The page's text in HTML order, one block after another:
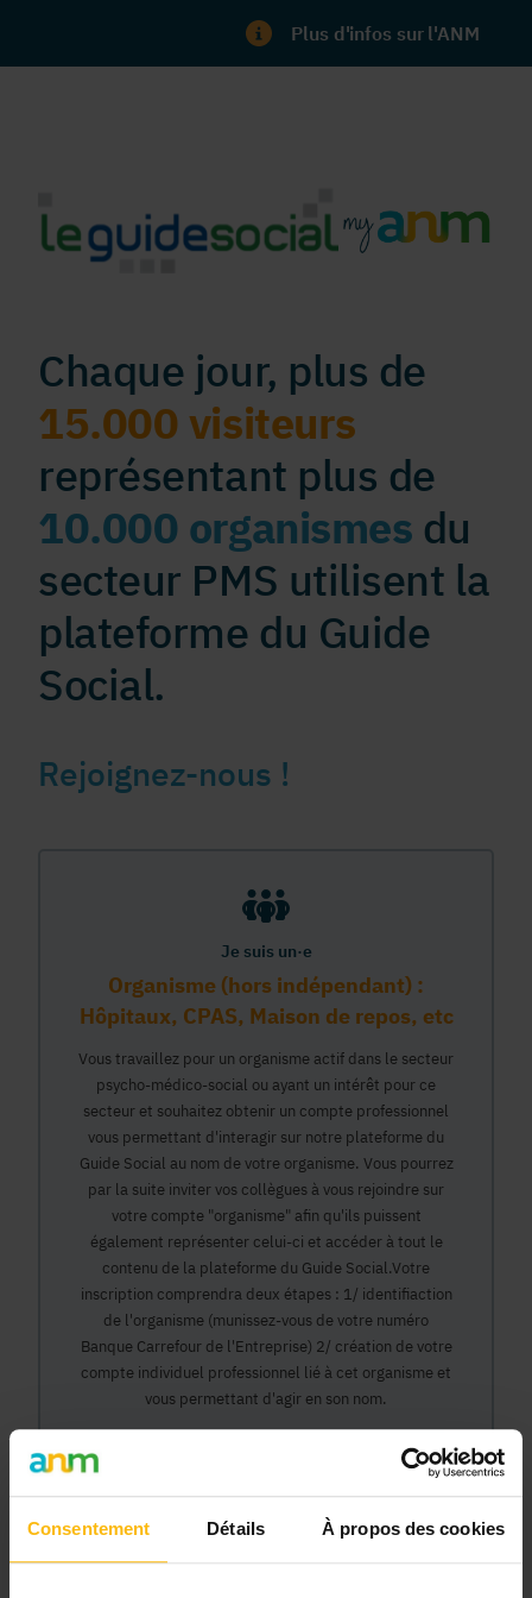
Consentement Détails À propos des cookies
Plus d'infos sur l'ANM
Chaque jour, plus de
15.000 visiteurs
représentant plus de
10.000 organismes du
secteur PMS utilisent la
plateforme du Guide
Social.
Rejoignez-nous !
Je suis un·e
Organisme (hors indépendant) :
Hôpitaux, CPAS, Maison de repos, etc
Vous travaillez pour un organisme actif dans le secteur
psycho-médico-social ou ayant un intérêt pour ce
secteur et souhaitez obtenir un compte professionnel
vous permettant d'interagir sur notre plateforme du
Guide Social au nom de votre organisme. Vous pourrez
par la suite inviter vos collègues à vous rejoindre sur
votre compte "organisme" afin qu'ils puissent
également représenter celui-ci et accéder à tout le
contenu de la plateforme du Guide Social.Votre
inscription comprendra deux étapes : 1/ identifiaction
de l'organisme (munissez-vous de votre numéro
Banque Carrefour de l'Entreprise) 2/ création de votre
compte individuel professionnel lié à cet organisme et
vous permettant d'agir en son nom.